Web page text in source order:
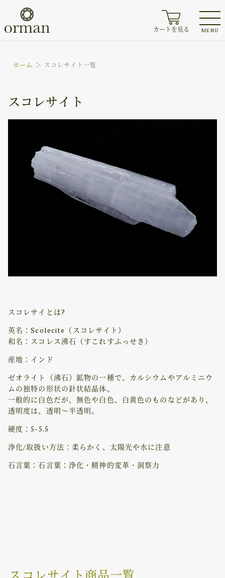
カートを見る MENU
ホーム スコレサイト一覧
スコレサイト
スコレサイとは?
英名：Scolecite（スコレサイト）
和名：スコレス沸石（すこれすふっせき）
産地：インド
ゼオライト（沸石）鉱物の一種で、カルシウムやアルミニウ
ムの独特の形状の針状結晶体。
一般的に白色だが、無色や白色、白黄色のものなどがあり、
透明度は、透明～半透明。
硬度：5-5.5
浄化/取扱い方法：柔らかく、太陽光や水に注意
石言葉：石言葉：浄化・精神的変革・洞察力